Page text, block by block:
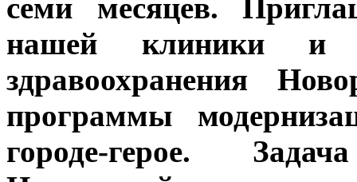
семи месяцев.
нашей клиники и
здравоохранения
программы
городе-герое.